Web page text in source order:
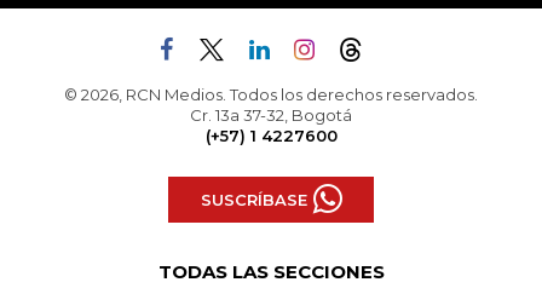
© 2026, RCN Medios. Todos los derechos reservados.
Cr. 13a 37-32, Bogotá
(+57) 1 4227600
SUSCRÍBASE
TODAS LAS SECCIONES